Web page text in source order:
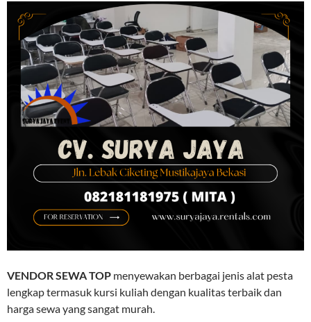
VENDOR SEWA TOP menyewakan berbagai jenis alat pesta
lengkap termasuk kursi kuliah dengan kualitas terbaik dan
harga sewa yang sangat murah.